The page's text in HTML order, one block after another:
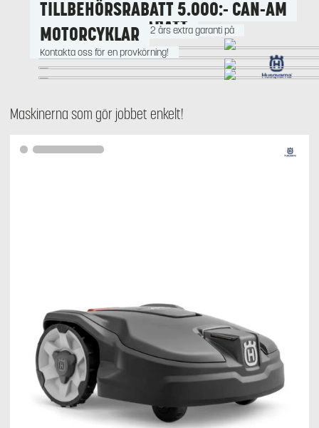
MED 37.000:- RABATT
MY25
Få upp till 20.000:- rabatt & 2 års extra garanti på
MY24/MY25
TILLBEHÖRSRABATT 5.000:- CAN-AM
MOTORCYKLAR
Kontakta oss för en provkörning!
Maskinerna som gör jobbet enkelt!